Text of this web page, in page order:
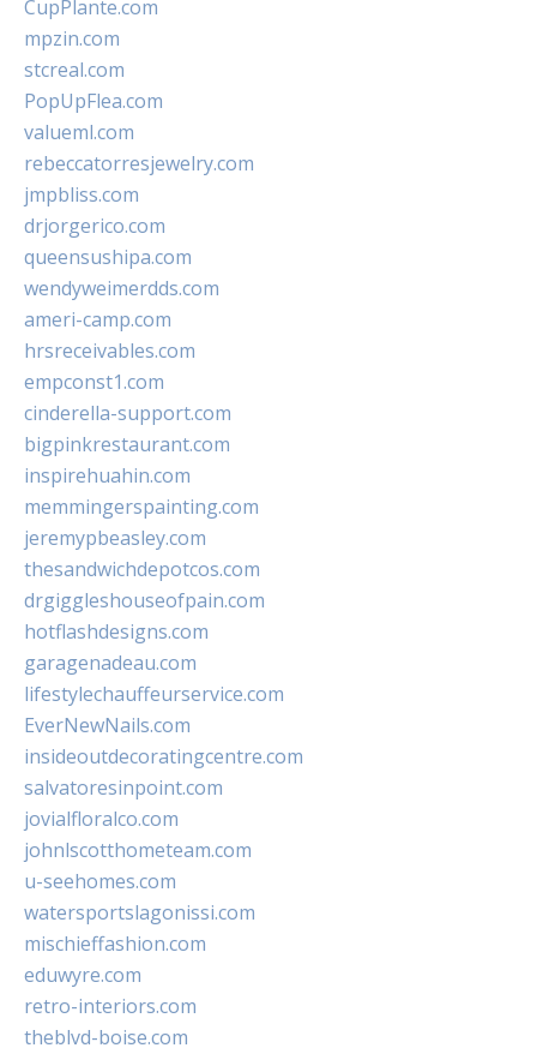
CupPlante.com
mpzin.com
stcreal.com
PopUpFlea.com
valueml.com
rebeccatorresjewelry.com
jmpbliss.com
drjorgerico.com
queensushipa.com
wendyweimerdds.com
ameri-camp.com
hrsreceivables.com
empconst1.com
cinderella-support.com
bigpinkrestaurant.com
inspirehuahin.com
memmingerspainting.com
jeremypbeasley.com
thesandwichdepotcos.com
drgiggleshouseofpain.com
hotflashdesigns.com
garagenadeau.com
lifestylechauffeurservice.com
EverNewNails.com
insideoutdecoratingcentre.com
salvatoresinpoint.com
jovialfloralco.com
johnlscotthometeam.com
u-seehomes.com
watersportslagonissi.com
mischieffashion.com
eduwyre.com
retro-interiors.com
theblvd-boise.com